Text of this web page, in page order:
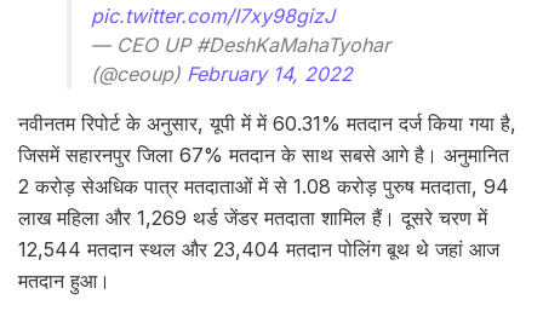
pic.twitter.com/I7xy98gizJ
— CEO UP #DeshKaMahaTyohar
(@ceoup) February 14, 2022
नवीनतम रिपोर्ट के अनुसार, यूपी में में 60.31% मतदान दर्ज किया गया है,
जिसमें सहारनपुर जिला 67% मतदान के साथ सबसे आगे है। अनुमानित
2 करोड़ सेअधिक पात्र मतदाताओं में से 1.08 करोड़ पुरुष मतदाता, 94
लाख महिला और 1,269 थर्ड जेंडर मतदाता शामिल हैं। दूसरे चरण में
12,544 मतदान स्थल और 23,404 मतदान पोलिंग बूथ थे जहां आज
मतदान हुआ।